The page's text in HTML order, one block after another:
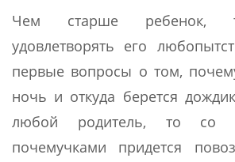
Чем старше ребенок,
удовлетворять его
первые вопросы о том,
ночь и откуда берется
любой родитель, то со
почемучками придется